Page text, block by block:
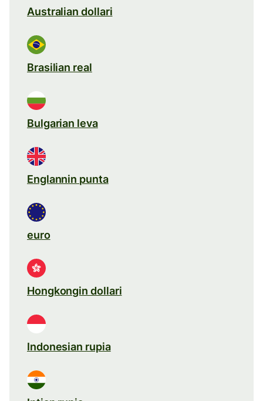
Australian dollari
Brasilian real
Bulgarian leva
Englannin punta
euro
Hongkongin dollari
Indonesian rupia